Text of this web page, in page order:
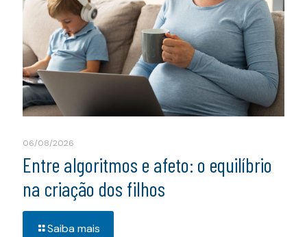
06/08/2026
Entre algoritmos e afeto: o equilíbrio
na criação dos filhos
Saiba mais